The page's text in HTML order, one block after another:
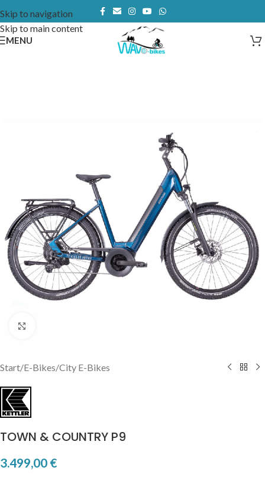
Skip to navigation
Skip to main content
MENU
Start/E-Bikes/City E-Bikes
TOWN & COUNTRY P9
3.499,00 €